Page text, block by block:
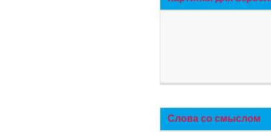
Слова со смыслом